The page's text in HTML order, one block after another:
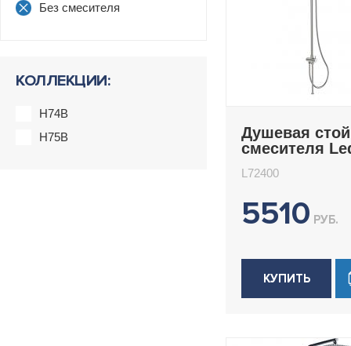
Без смесителя
КОЛЛЕКЦИИ:
H74B
H75B
Душевая
смесителя
L72400
5510 РУБ.
КУПИТЬ